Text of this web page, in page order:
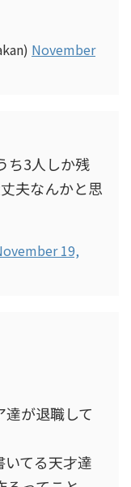
November
ち3人しか残
夫なんかと思
19,
が退職して
てる天才達